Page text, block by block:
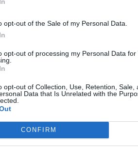
opt-out of the Sale of my Personal Data.
opt-out of processing my Personal Data for
opt-out of Collection, Use, Retention, Sale,
Data that Is Unrelated with the
CONFIRM
specialistų
išaugs
jų
daugiau